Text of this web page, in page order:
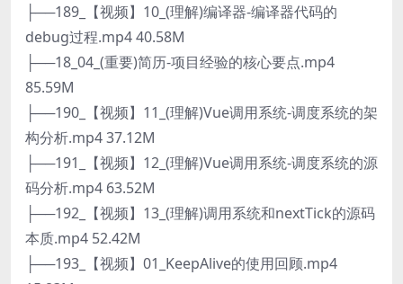
├──189_【视频】10_(理解)编译器-编译器代码的
debug过程.mp4 40.58M
├──18_04_(重要)简历-项目经验的核心要点.mp4
85.59M
├──190_【视频】11_(理解)Vue调用系统-调度系统的架
构分析.mp4 37.12M
├──191_【视频】12_(理解)Vue调用系统-调度系统的源
码分析.mp4 63.52M
├──192_【视频】13_(理解)调用系统和nextTick的源码
本质.mp4 52.42M
├──193_【视频】01_KeepAlive的使用回顾.mp4